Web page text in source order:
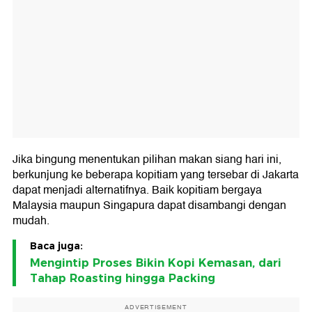
Jika bingung menentukan pilihan makan siang hari ini,
berkunjung ke beberapa kopitiam yang tersebar di Jakarta
dapat menjadi alternatifnya. Baik kopitiam bergaya
Malaysia maupun Singapura dapat disambangi dengan
mudah.
Baca juga:
Mengintip Proses Bikin Kopi Kemasan, dari
Tahap Roasting hingga Packing
ADVERTISEMENT